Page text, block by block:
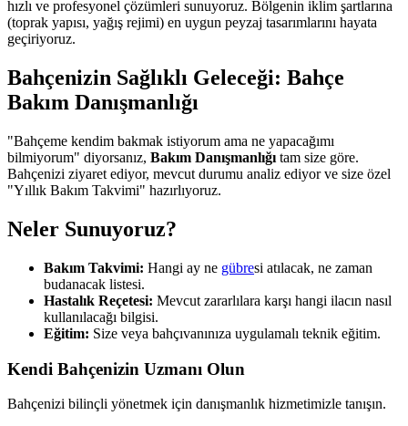
hızlı ve profesyonel çözümleri sunuyoruz. Bölgenin iklim şartlarına
(toprak yapısı, yağış rejimi) en uygun peyzaj tasarımlarını hayata
geçiriyoruz.
Bahçenizin Sağlıklı Geleceği: Bahçe
Bakım Danışmanlığı
"Bahçeme kendim bakmak istiyorum ama ne yapacağımı
bilmiyorum" diyorsanız, Bakım Danışmanlığı tam size göre.
Bahçenizi ziyaret ediyor, mevcut durumu analiz ediyor ve size özel
"Yıllık Bakım Takvimi" hazırlıyoruz.
Neler Sunuyoruz?
Bakım Takvimi: Hangi ay ne gübresi atılacak, ne zaman
budanacak listesi.
Hastalık Reçetesi: Mevcut zararlılara karşı hangi ilacın nasıl
kullanılacağı bilgisi.
Eğitim: Size veya bahçıvanınıza uygulamalı teknik eğitim.
Kendi Bahçenizin Uzmanı Olun
Bahçenizi bilinçli yönetmek için danışmanlık hizmetimizle tanışın.